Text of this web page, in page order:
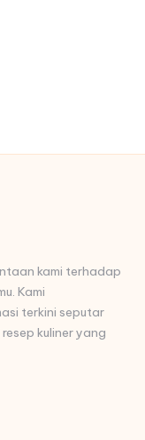
kami terhadap
Kami
terkini seputar
kuliner yang